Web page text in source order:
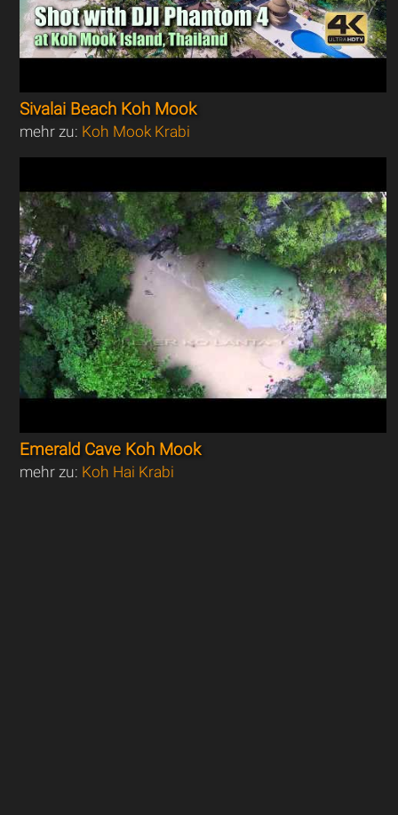
Sivalai Beach Koh Mook
mehr zu: Koh Mook Krabi
Emerald Cave Koh Mook
mehr zu: Koh Hai Krabi